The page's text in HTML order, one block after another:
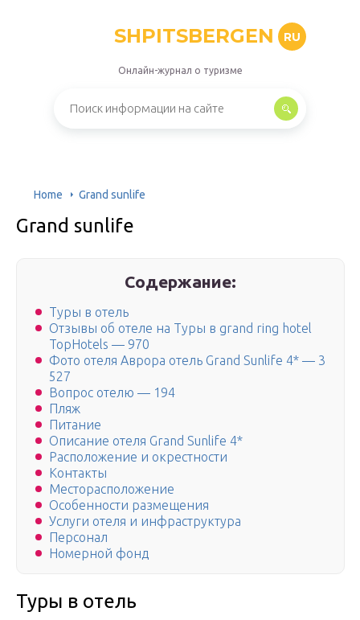
SHPITSBERGEN RU
Онлайн-журнал о туризме
Home Grand sunlife
Grand sunlife
Содержание:
Туры в отель
Отзывы об отеле на Туры в grand ring hotel
TopHotels — 970
Фото отеля Аврора отель Grand Sunlife 4* — 3
527
Вопрос отелю — 194
Пляж
Питание
Описание отеля Grand Sunlife 4*
Расположение и окрестности
Контакты
Месторасположение
Особенности размещения
Услуги отеля и инфраструктура
Персонал
Номерной фонд
Туры в отель